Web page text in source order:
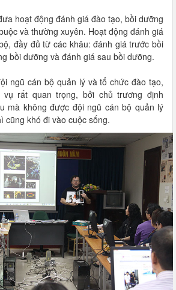
hoạt động đánh giá đào tạo, bồi dưỡng
và thường xuyên. Hoạt động đánh giá
đầy đủ từ các khâu: đánh giá trước bồi
bồi dưỡng và đánh giá sau bồi dưỡng.
ngũ cán bộ quản lý và tổ chức đào tạo,
rất quan trọng, bởi chủ trương định
mà không được đội ngũ cán bộ quản lý
cũng khó đi vào cuộc sống.